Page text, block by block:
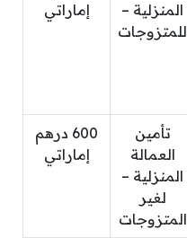
المنزلية –
للمتزوجات
إماراتي
تأمين
العمالة
المنزلية –
لغير
المتزوجات
600 درهم
إماراتي